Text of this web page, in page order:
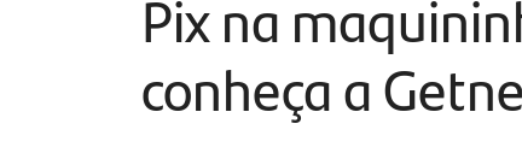
Pix na
conheça a